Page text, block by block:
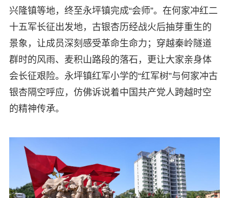
兴隆镇等地，终至永坪镇完成“会师”。在何家冲红二
十五军长征出发地，古银杏历经战火后抽芽重生的
景象，让成员深刻感受革命生命力；穿越秦岭隧道
群时的风雨、麦积山路段的落石，更让大家亲身体
会长征艰险。永坪镇红军小学的“红军树”与何家冲古
银杏隔空呼应，仿佛诉说着中国共产党人跨越时空
的精神传承。